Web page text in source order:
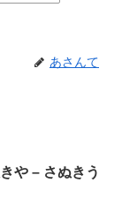
あさんて
や – さぬきう